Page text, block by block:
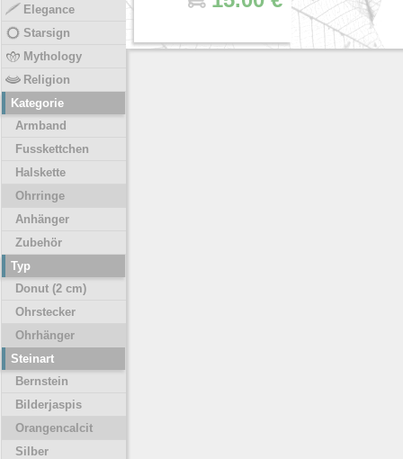
Elegance
Starsign
Mythology
Religion
Kategorie
Armband
Fusskettchen
Halskette
Ohrringe
Anhänger
Zubehör
Typ
Donut (2 cm)
Ohrstecker
Ohrhänger
Steinart
Bernstein
Bilderjaspis
Orangencalcit
Silber